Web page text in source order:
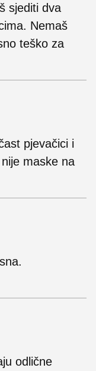
sjediti dva
Nemaš
teško za
pjevačici i
maske na
odlične